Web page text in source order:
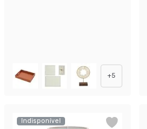
+5
Indisponível